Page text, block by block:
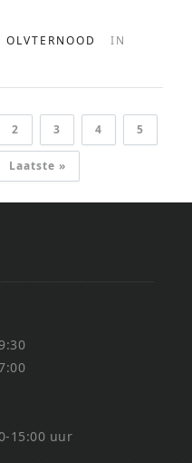
OLVTERNOOD IN
2 3 4 5
Laatste »
15:00 uur